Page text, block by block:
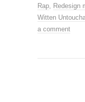
Rap, Redesign
Witten
a comment